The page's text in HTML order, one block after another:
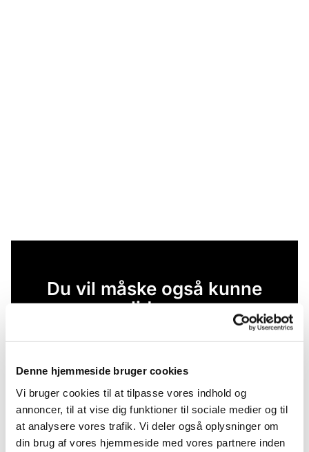
Denne hjemmeside bruger cookies
Vi bruger cookies til at tilpasse vores indhold og
annoncer, til at vise dig funktioner til sociale medier og til
at analysere vores trafik. Vi deler også oplysninger om
din brug af vores hjemmeside med vores partnere inden
Du vil måske også kunne
lide...